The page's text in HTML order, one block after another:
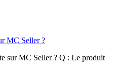
MC Seller ?
sur MC Seller ? Q : Le produit